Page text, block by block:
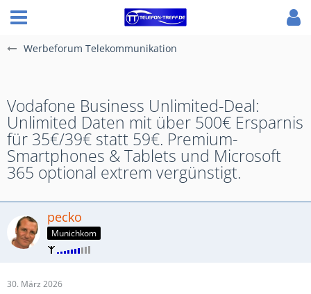
Werbeforum Telekommunikation
Vodafone Business Unlimited-Deal:
Unlimited Daten mit über 500€ Ersparnis
für 35€/39€ statt 59€. Premium-
Smartphones & Tablets und Microsoft
365 optional extrem vergünstigt.
pecko
Munichkom
30. März 2026